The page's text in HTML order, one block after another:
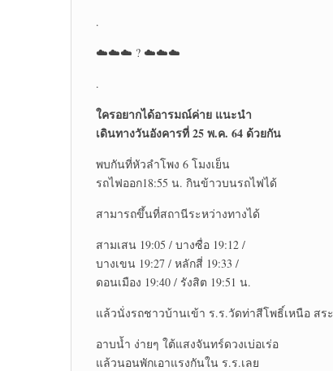
.
☁️☁️☁️ ? ☁️☁️☁️
.
ใครอยากได้อารมณ์ค่าย แนะนำ
เดินทางวันอังคารที่ 25 พ.ค. 64 ด้วยกัน
พบกันที่หัวลำโพง 6 โมงเย็น
รถไฟออก18:55 น. กินข้าวบนรถไฟได้
สามารถขึ้นที่สถานีระหว่างทางได้
สามเสน 19:05 / บางซื่อ 19:12 /
บางเขน 19:27 / หลักสี่ 19:33 /
ดอนเมือง 19:40 / รังสิต 19:51 น.
แล้วนั่งรถชาวบ้านเข้า ร.ร.วัดท่าสีโพธิ์เหนือ สร
อาบน้ำ ง่ายๆ ใต้แสงจันทร์ดวงเบ่อเร่อ
แล้วนอนพักเอาแรงกันใน ร.ร.เลย